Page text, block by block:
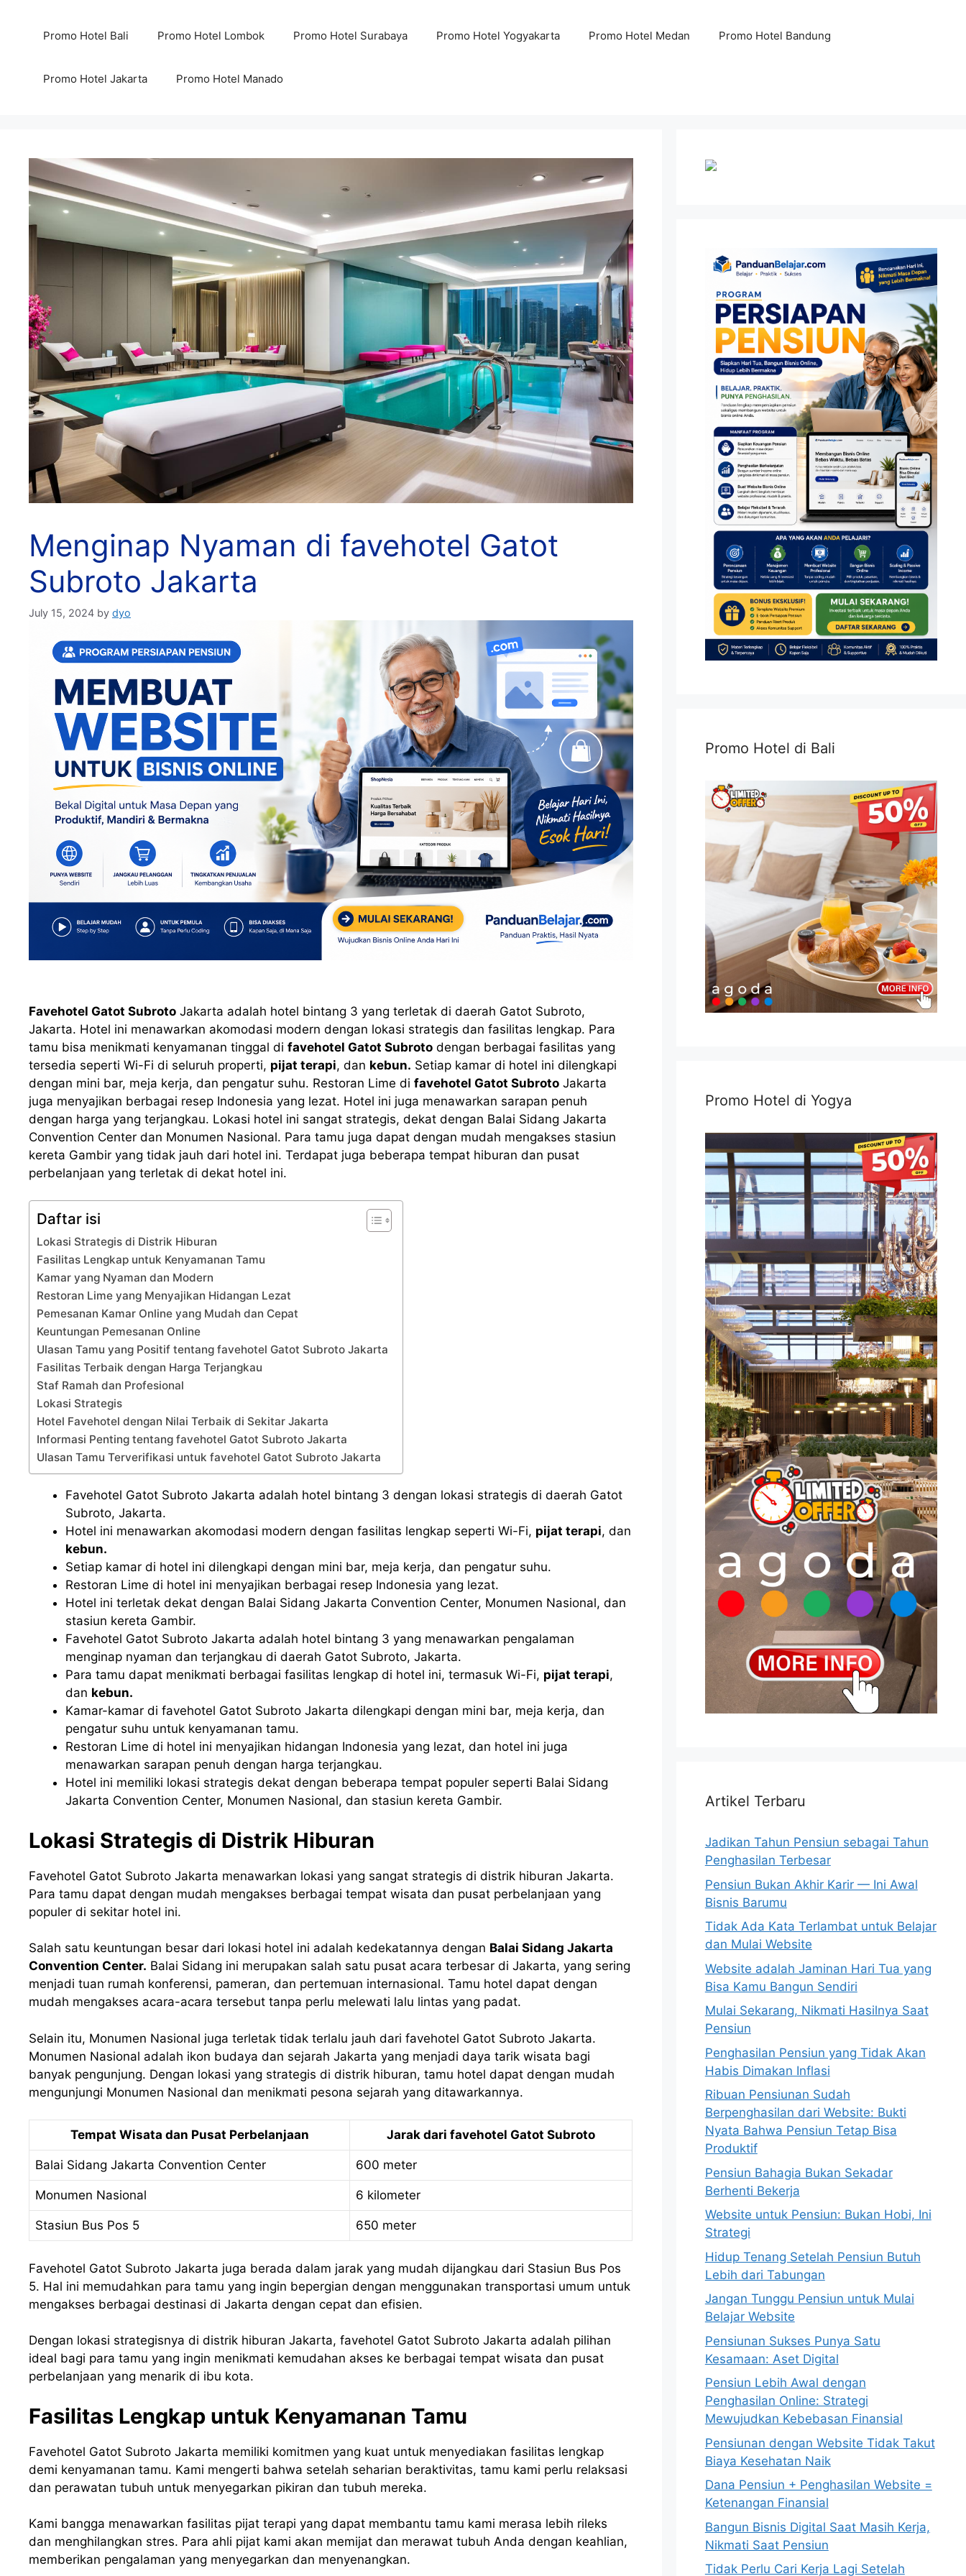
Promo Hotel Bali Promo Hotel Lombok Promo Hotel Surabaya Promo Hotel Yogyakarta Promo Hotel Medan Promo Hotel Bandung
Promo Hotel Jakarta Promo Hotel Manado
Menginap Nyaman di favehotel Gatot
Subroto Jakarta
July 15, 2024 by dyo
Favehotel Gatot Subroto Jakarta adalah hotel bintang 3 yang terletak di daerah Gatot Subroto,
Jakarta. Hotel ini menawarkan akomodasi modern dengan lokasi strategis dan fasilitas lengkap. Para
tamu bisa menikmati kenyamanan tinggal di favehotel Gatot Subroto dengan berbagai fasilitas yang
tersedia seperti Wi-Fi di seluruh properti, pijat terapi, dan kebun. Setiap kamar di hotel ini dilengkapi
dengan mini bar, meja kerja, dan pengatur suhu. Restoran Lime di favehotel Gatot Subroto Jakarta
juga menyajikan berbagai resep Indonesia yang lezat. Hotel ini juga menawarkan sarapan penuh
dengan harga yang terjangkau. Lokasi hotel ini sangat strategis, dekat dengan Balai Sidang Jakarta
Convention Center dan Monumen Nasional. Para tamu juga dapat dengan mudah mengakses stasiun
kereta Gambir yang tidak jauh dari hotel ini. Terdapat juga beberapa tempat hiburan dan pusat
perbelanjaan yang terletak di dekat hotel ini.
Daftar isi
Lokasi Strategis di Distrik Hiburan
Fasilitas Lengkap untuk Kenyamanan Tamu
Kamar yang Nyaman dan Modern
Restoran Lime yang Menyajikan Hidangan Lezat
Pemesanan Kamar Online yang Mudah dan Cepat
Keuntungan Pemesanan Online
Ulasan Tamu yang Positif tentang favehotel Gatot Subroto Jakarta
Fasilitas Terbaik dengan Harga Terjangkau
Staf Ramah dan Profesional
Lokasi Strategis
Hotel Favehotel dengan Nilai Terbaik di Sekitar Jakarta
Informasi Penting tentang favehotel Gatot Subroto Jakarta
Ulasan Tamu Terverifikasi untuk favehotel Gatot Subroto Jakarta
Favehotel Gatot Subroto Jakarta adalah hotel bintang 3 dengan lokasi strategis di daerah Gatot
Subroto, Jakarta.
Hotel ini menawarkan akomodasi modern dengan fasilitas lengkap seperti Wi-Fi, pijat terapi, dan
kebun.
Setiap kamar di hotel ini dilengkapi dengan mini bar, meja kerja, dan pengatur suhu.
Restoran Lime di hotel ini menyajikan berbagai resep Indonesia yang lezat.
Hotel ini terletak dekat dengan Balai Sidang Jakarta Convention Center, Monumen Nasional, dan
stasiun kereta Gambir.
Favehotel Gatot Subroto Jakarta adalah hotel bintang 3 yang menawarkan pengalaman
menginap nyaman dan terjangkau di daerah Gatot Subroto, Jakarta.
Para tamu dapat menikmati berbagai fasilitas lengkap di hotel ini, termasuk Wi-Fi, pijat terapi,
dan kebun.
Kamar-kamar di favehotel Gatot Subroto Jakarta dilengkapi dengan mini bar, meja kerja, dan
pengatur suhu untuk kenyamanan tamu.
Restoran Lime di hotel ini menyajikan hidangan Indonesia yang lezat, dan hotel ini juga
menawarkan sarapan penuh dengan harga terjangkau.
Hotel ini memiliki lokasi strategis dekat dengan beberapa tempat populer seperti Balai Sidang
Jakarta Convention Center, Monumen Nasional, dan stasiun kereta Gambir.
Lokasi Strategis di Distrik Hiburan
Favehotel Gatot Subroto Jakarta menawarkan lokasi yang sangat strategis di distrik hiburan Jakarta.
Para tamu dapat dengan mudah mengakses berbagai tempat wisata dan pusat perbelanjaan yang
populer di sekitar hotel ini.
Salah satu keuntungan besar dari lokasi hotel ini adalah kedekatannya dengan Balai Sidang Jakarta
Convention Center. Balai Sidang ini merupakan salah satu pusat acara terbesar di Jakarta, yang sering
menjadi tuan rumah konferensi, pameran, dan pertemuan internasional. Tamu hotel dapat dengan
mudah mengakses acara-acara tersebut tanpa perlu melewati lalu lintas yang padat.
Selain itu, Monumen Nasional juga terletak tidak terlalu jauh dari favehotel Gatot Subroto Jakarta.
Monumen Nasional adalah ikon budaya dan sejarah Jakarta yang menjadi daya tarik wisata bagi
banyak pengunjung. Dengan lokasi yang strategis di distrik hiburan, tamu hotel dapat dengan mudah
mengunjungi Monumen Nasional dan menikmati pesona sejarah yang ditawarkannya.
Tempat Wisata dan Pusat Perbelanjaan Jarak dari favehotel Gatot Subroto
Balai Sidang Jakarta Convention Center 600 meter
Monumen Nasional 6 kilometer
Stasiun Bus Pos 5 650 meter
Favehotel Gatot Subroto Jakarta juga berada dalam jarak yang mudah dijangkau dari Stasiun Bus Pos
5. Hal ini memudahkan para tamu yang ingin bepergian dengan menggunakan transportasi umum untuk
mengakses berbagai destinasi di Jakarta dengan cepat dan efisien.
Dengan lokasi strategisnya di distrik hiburan Jakarta, favehotel Gatot Subroto Jakarta adalah pilihan
ideal bagi para tamu yang ingin menikmati kemudahan akses ke berbagai tempat wisata dan pusat
perbelanjaan yang menarik di ibu kota.
Fasilitas Lengkap untuk Kenyamanan Tamu
Favehotel Gatot Subroto Jakarta memiliki komitmen yang kuat untuk menyediakan fasilitas lengkap
demi kenyamanan tamu. Kami mengerti bahwa setelah seharian beraktivitas, tamu kami perlu relaksasi
dan perawatan tubuh untuk menyegarkan pikiran dan tubuh mereka.
Kami bangga menawarkan fasilitas pijat terapi yang dapat membantu tamu kami merasa lebih rileks
dan menghilangkan stres. Para ahli pijat kami akan memijat dan merawat tubuh Anda dengan keahlian,
memberikan pengalaman yang menyegarkan dan menyenangkan.
Promo Hotel di Bali
Promo Hotel di Yogya
Artikel Terbaru
Jadikan Tahun Pensiun sebagai Tahun
Penghasilan Terbesar
Pensiun Bukan Akhir Karir — Ini Awal
Bisnis Barumu
Tidak Ada Kata Terlambat untuk Belajar
dan Mulai Website
Website adalah Jaminan Hari Tua yang
Bisa Kamu Bangun Sendiri
Mulai Sekarang, Nikmati Hasilnya Saat
Pensiun
Penghasilan Pensiun yang Tidak Akan
Habis Dimakan Inflasi
Ribuan Pensiunan Sudah
Berpenghasilan dari Website: Bukti
Nyata Bahwa Pensiun Tetap Bisa
Produktif
Pensiun Bahagia Bukan Sekadar
Berhenti Bekerja
Website untuk Pensiun: Bukan Hobi, Ini
Strategi
Hidup Tenang Setelah Pensiun Butuh
Lebih dari Tabungan
Jangan Tunggu Pensiun untuk Mulai
Belajar Website
Pensiunan Sukses Punya Satu
Kesamaan: Aset Digital
Pensiun Lebih Awal dengan
Penghasilan Online: Strategi
Mewujudkan Kebebasan Finansial
Pensiunan dengan Website Tidak Takut
Biaya Kesehatan Naik
Dana Pensiun + Penghasilan Website =
Ketenangan Finansial
Bangun Bisnis Digital Saat Masih Kerja,
Nikmati Saat Pensiun
Tidak Perlu Cari Kerja Lagi Setelah